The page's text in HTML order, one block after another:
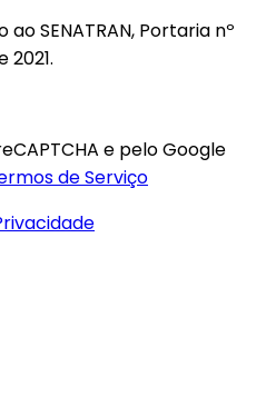
SENATRAN, Portaria nº
2021.
e pelo Google
de Serviço